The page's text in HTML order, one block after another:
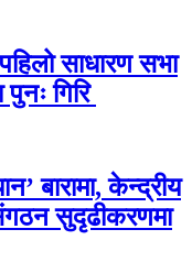
साधारण सभा
गिरि
बारामा, केन्द्रीय
संगठन सुदृढीकरणमा